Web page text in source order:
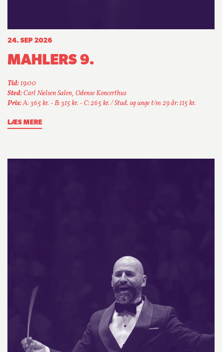
24. SEP 2026
MAHLERS 9.
Tid:19:00
Sted:Carl Nielsen Salen, Odense Koncerthus
Pris:A: 365 kr. - B: 315 kr. - C: 265 kr. / Stud. og unge t/m 29 år: 115 kr.
LÆS MERE